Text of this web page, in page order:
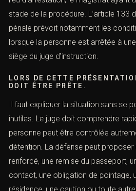
(Mandat d’arrêt : réagir
droits et stratégie
Après l’arrestation, la personne doit
l’autorité judiciaire compétente. Les
le lieu d’arrestation, le magistrat
procédure pénale prévoit
présentation lorsque la personne est
certaine distance du siège du juge
LORS DE CETTE
DOIT ÊTRE PRÊTE.
Il faut expliquer la situation sans se